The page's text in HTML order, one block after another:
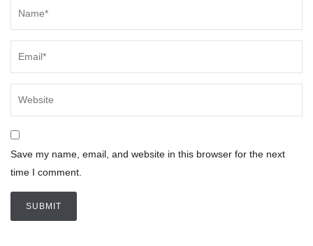
Save my name, email, and website in this browser for the next
time I comment.